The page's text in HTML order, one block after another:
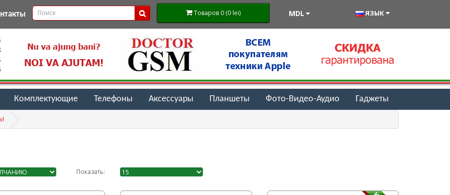
Товаров 0 (0 lei) MDL ЯЗЫК
Комплектующие Телефоны Аксессуары Планшеты Фото-Видео-Аудио Гаджеты
Показать: